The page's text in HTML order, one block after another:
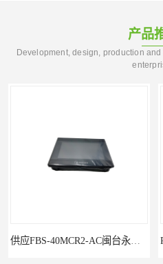
产品
Development, design, production
P5043S闽台永宏FATEK触摸屏华南区总代理